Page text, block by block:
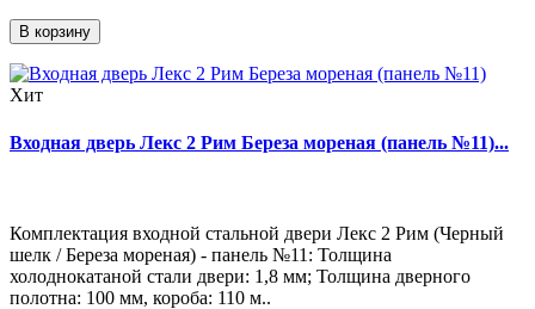
В корзину
Хит
Входная дверь Лекс 2 Рим Береза мореная (панель №11)...
Комплектация входной стальной двери Лекс 2 Рим (Черный
шелк / Береза мореная) - панель №11: Толщина
холоднокатаной стали двери: 1,8 мм; Толщина дверного
полотна: 100 мм, короба: 110 м..